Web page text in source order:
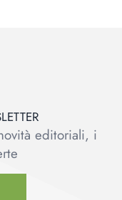
editoriali, i